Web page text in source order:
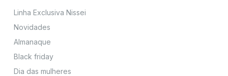
Linha Exclusiva Nissei
Novidades
Almanaque
Black friday
Dia das mulheres